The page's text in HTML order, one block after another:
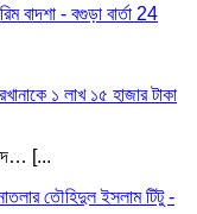
বাদশা - বগুড়া বার্তা 24
১ লাখ ১৫ হাজার টাকা
[...
তৌহিদুল ইসলাম টিটু -